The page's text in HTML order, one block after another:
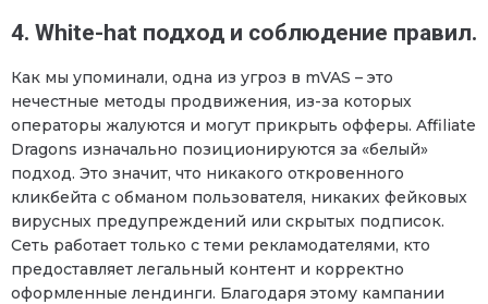
4. White-hat подход и соблюдение правил.
Как мы упоминали, одна из угроз в mVAS – это
нечестные методы продвижения, из-за которых
операторы жалуются и могут прикрыть офферы. Affiliate
Dragons изначально позиционируются за «белый»
подход. Это значит, что никакого откровенного
кликбейта с обманом пользователя, никаких фейковых
вирусных предупреждений или скрытых подписок.
Сеть работает только с теми рекламодателями, кто
предоставляет легальный контент и корректно
оформленные лендинги. Благодаря этому кампании